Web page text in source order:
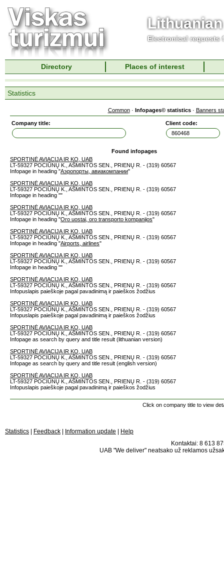
Electronical requests
Directory Places of interest
Statistics
Common· Infopages© statistics· Banners
Company title: Client code:
Found infopages
SPORTINĖ AVIACIJA IR KO, UAB
LT-59327 POCIŪNŲ K., AŠMINTOS SEN., PRIENŲ R. - (319) 60567
Infopage in heading "Аэропорты, авиакомпании"
SPORTINĖ AVIACIJA IR KO, UAB
LT-59327 POCIŪNŲ K., AŠMINTOS SEN., PRIENŲ R. - (319) 60567
Infopage in heading ""
SPORTINĖ AVIACIJA IR KO, UAB
LT-59327 POCIŪNŲ K., AŠMINTOS SEN., PRIENŲ R. - (319) 60567
Infopage in heading "Oro uostai, oro transporto kompanijos"
SPORTINĖ AVIACIJA IR KO, UAB
LT-59327 POCIŪNŲ K., AŠMINTOS SEN., PRIENŲ R. - (319) 60567
Infopage in heading "Airports, airlines"
SPORTINĖ AVIACIJA IR KO, UAB
LT-59327 POCIŪNŲ K., AŠMINTOS SEN., PRIENŲ R. - (319) 60567
Infopage in heading ""
SPORTINĖ AVIACIJA IR KO, UAB
LT-59327 POCIŪNŲ K., AŠMINTOS SEN., PRIENŲ R. - (319) 60567
Infopuslapis paieškoje pagal pavadinimą ir paieškos žodžius
SPORTINĖ AVIACIJA IR KO, UAB
LT-59327 POCIŪNŲ K., AŠMINTOS SEN., PRIENŲ R. - (319) 60567
Infopuslapis paieškoje pagal pavadinimą ir paieškos žodžius
SPORTINĖ AVIACIJA IR KO, UAB
LT-59327 POCIŪNŲ K., AŠMINTOS SEN., PRIENŲ R. - (319) 60567
Infopage as search by query and title result (lithuanian version)
SPORTINĖ AVIACIJA IR KO, UAB
LT-59327 POCIŪNŲ K., AŠMINTOS SEN., PRIENŲ R. - (319) 60567
Infopage as search by query and title result (english version)
SPORTINĖ AVIACIJA IR KO, UAB
LT-59327 POCIŪNŲ K., AŠMINTOS SEN., PRIENŲ R. - (319) 60567
Infopuslapis paieškoje pagal pavadinimą ir paieškos žodžius
Click on company title to view
Statistics Feedback Information update
Help
Kontaktai: 8 613
UAB "We deliver" neatsako už reklamos